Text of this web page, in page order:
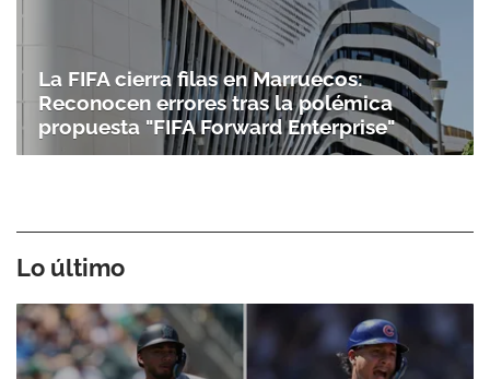
La FIFA cierra filas en Marruecos:
Reconocen errores tras la polémica
propuesta "FIFA Forward Enterprise"
Lo último